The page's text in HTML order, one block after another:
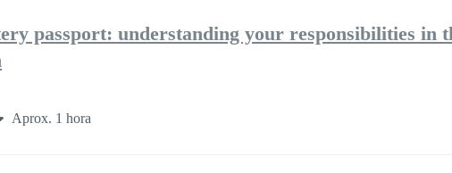
passport: understanding your responsibilities in
Aprox. 1 hora